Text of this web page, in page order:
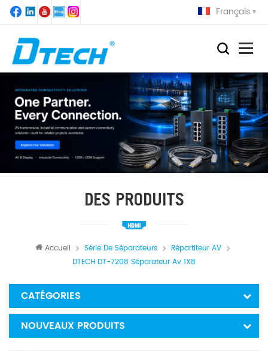
Français
DES PRODUITS
Accueil Série De Séparateurs
Répartiteur AV
DTECH DT-7208 Séparateur Av 1X8
CATÉGORIES
NOUVEAUX PRODUITS